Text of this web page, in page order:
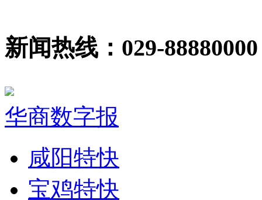
新闻热线：029-88880000
华商数字报
咸阳特快
宝鸡特快